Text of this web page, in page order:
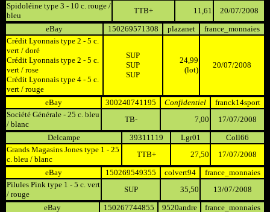
Spidoléine type 3 - 10 c. rouge /
bleu
TTB+ 11,61
20/07/2008
eBay
150269571308 plazanet
france_monnaies
Crédit Lyonnais type 2 - 5 c.
vert / doré
Crédit Lyonnais type 2 - 5 c.
vert / rose
Crédit Lyonnais type 4 - 5 c.
vert / rouge
SUP
SUP
SUP
24,99
(lot)
20/07/2008
eBay 300240741195 Confidentiel
franck14sport
Société Générale - 25 c. bleu
/ blanc
TB- 7,00
17/07/2008
Delcampe
39311119 Lgr01
Coll66
Grands Magasins Jones type 1 - 25
c. bleu / blanc
TTB+ 27,50
17/07/2008
eBay
150269549355 colvert94
france_monnaies
Pilules Pink type 1 - 5 c. vert
/ rouge
SUP 35,50
13/07/2008
eBay
150267744855 9520andre
france_monnaies